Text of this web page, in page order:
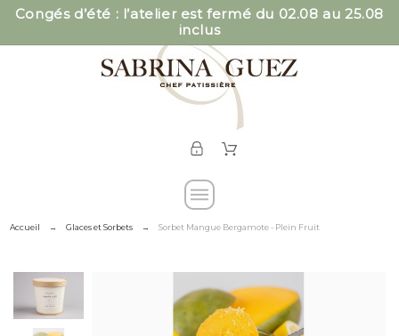
Congés d’été : l’atelier est fermé du 02.08 au 25.08
inclus
Accueil Glaces et Sorbets Sorbet Mangue Bergamote - Plein Fruit